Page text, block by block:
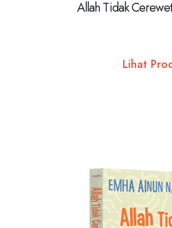
Allah Tidak
Lihat